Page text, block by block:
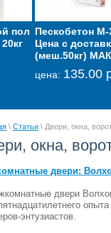
пол Пескобетон М-
Цена с
(меш.50кг)
цена: 135.00
MIXTER
гипсовоя
330.00 р
кг.(по
\ Статьи \ Двери, окна,
окна,
двери:
двери
энтузиастов.